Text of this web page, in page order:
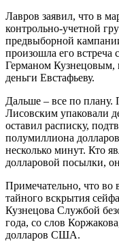
Лавров заявил, что в
контрольно-учетной
предвыборной
произошла его встреча
Германом Кузнецовым,
деньги Евстафьеву.
Дальше – все по
Лисовским упаковали
оставил расписку,
полумиллиона
несколько минут. Кто
долларовой посылки,
Примечательно, что во
тайного вскрытия
Кузнецова Службой
года, со слов
долларов США.